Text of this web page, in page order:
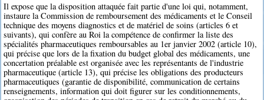
Il expose que la disposition attaquée fait partie d'une loi qui, notamment,
instaure la Commission de remboursement des médicaments et le Conseil
technique des moyens diagnostics et de matériel de soins (articles 6 et
suivants), qui confère au Roi la compétence de confirmer la liste des
spécialités pharmaceutiques remboursables au 1er janvier 2002 (article 10),
qui précise que lors de la fixation du budget global des médicaments, une
concertation préalable est organisée avec les représentants de l'industrie
pharmaceutique (article 13), qui précise les obligations des producteurs
pharmaceutiques (garantie de disponibilité, communication de certains
renseignements, information qui doit figurer sur les conditionnements,